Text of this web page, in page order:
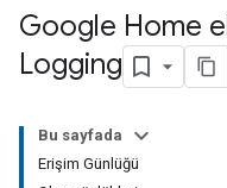
Google Home
Logging
Bu sayfada
Erişim Günlüğü